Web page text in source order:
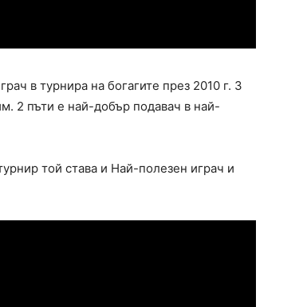
в турнира на богагите през 2010 г. 3
2 пъти е най-добър подавач в най-
той става и Най-полезен играч и